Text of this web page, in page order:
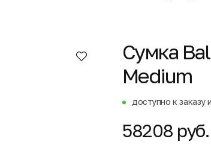
Сумка
Medium
доступно к заказу
58208 руб.